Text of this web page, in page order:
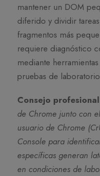
mantener un DOM
diferido y dividir
fragmentos más
requiere diagnóstico
mediante
pruebas de
Consejo
de Chrome junto con
usuario de Chrome
Console para
específicas generan
en condiciones de